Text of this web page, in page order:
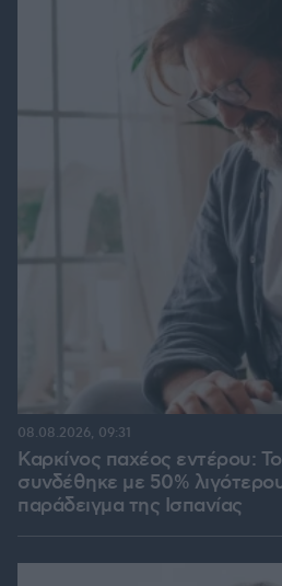
Καρκίνος παχέος εντέρου:
συνδέθηκε με 50%
παράδειγμα της Ισπανίας
08.08.2026, 09:31